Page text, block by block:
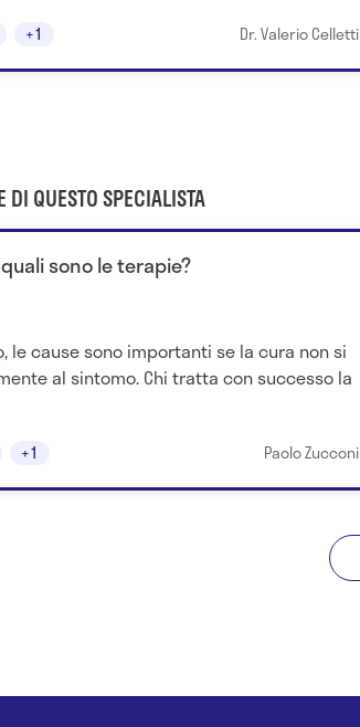
+1 Dr. Valerio Celletti
DI QUESTO SPECIALISTA
sono le terapie?
le cause sono importanti se la cura non si
al sintomo. Chi tratta con successo la
+1 Paolo Zucconi